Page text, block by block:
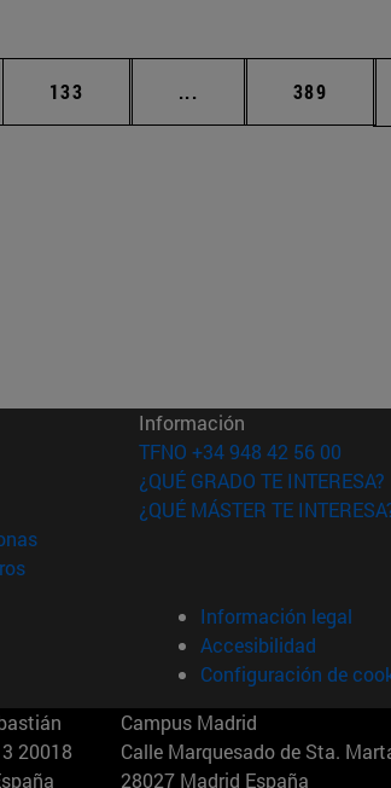
Página
133 ... Páginas Página
389
nueva ventana)
ventana)
en nueva ventana)
(abre en nueva ventana)
(abre en nueva ventana)
Información
TFNO +34 948 42 56 00
¿QUÉ GRADO TE INTERESA?
¿QUÉ MÁSTER TE
Información legal
Accesibilidad
Configuración de
20018
Campus Madrid
Calle Marquesado de Sta.
28027 Madrid España